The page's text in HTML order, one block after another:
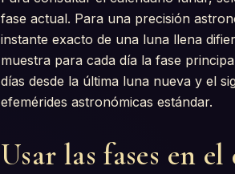
fase actual. Para una precisión
instante exacto de una luna llena
muestra para cada día la fase
días desde la última luna nueva y el
efemérides astronómicas estándar.
Usar las fases en